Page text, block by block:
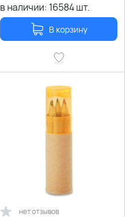
в наличии: 16584шт.
В корзину
нет отзывов